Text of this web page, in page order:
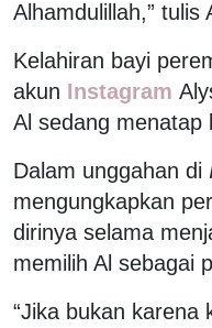
Alhamdulillah,” tulis
Kelahiran bayi
akun Instagram
Al sedang menatap
Dalam unggahan di
mengungkapkan
dirinya selama
memilih Al sebagai
“Jika bukan karena